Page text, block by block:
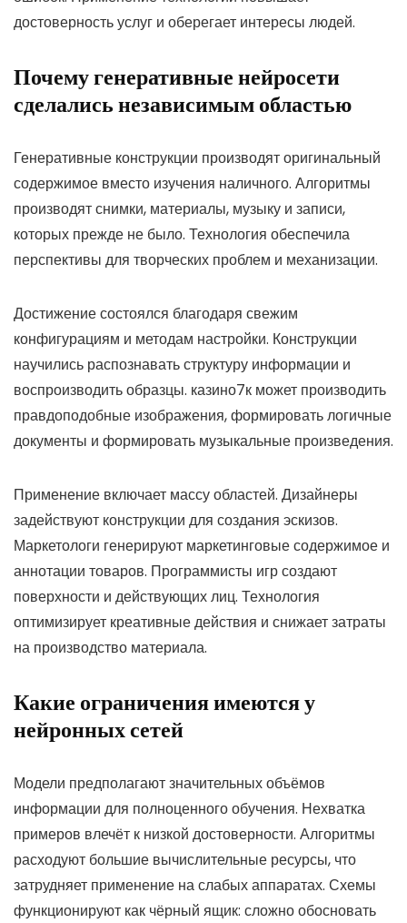
достоверность услуг и оберегает интересы людей.
Почему генеративные нейросети
сделались независимым областью
Генеративные конструкции производят оригинальный
содержимое вместо изучения наличного. Алгоритмы
производят снимки, материалы, музыку и записи,
которых прежде не было. Технология обеспечила
перспективы для творческих проблем и механизации.
Достижение состоялся благодаря свежим
конфигурациям и методам настройки. Конструкции
научились распознавать структуру информации и
воспроизводить образцы. казино7к может производить
правдоподобные изображения, формировать логичные
документы и формировать музыкальные произведения.
Применение включает массу областей. Дизайнеры
задействуют конструкции для создания эскизов.
Маркетологи генерируют маркетинговые содержимое и
аннотации товаров. Программисты игр создают
поверхности и действующих лиц. Технология
оптимизирует креативные действия и снижает затраты
на производство материала.
Какие ограничения имеются у
нейронных сетей
Модели предполагают значительных объёмов
информации для полноценного обучения. Нехватка
примеров влечёт к низкой достоверности. Алгоритмы
расходуют большие вычислительные ресурсы, что
затрудняет применение на слабых аппаратах. Схемы
функционируют как чёрный ящик: сложно обосновать